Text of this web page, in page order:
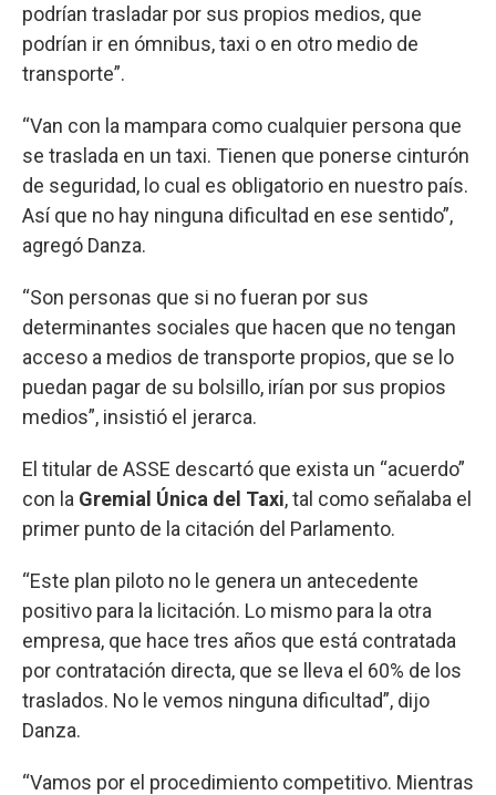
podrían trasladar por sus propios medios, que
podrían ir en ómnibus, taxi o en otro medio de
transporte”.
“Van con la mampara como cualquier persona que
se traslada en un taxi. Tienen que ponerse cinturón
de seguridad, lo cual es obligatorio en nuestro país.
Así que no hay ninguna dificultad en ese sentido”,
agregó Danza.
“Son personas que si no fueran por sus
determinantes sociales que hacen que no tengan
acceso a medios de transporte propios, que se lo
puedan pagar de su bolsillo, irían por sus propios
medios”, insistió el jerarca.
El titular de ASSE descartó que exista un “acuerdo”
con la Gremial Única del Taxi, tal como señalaba el
primer punto de la citación del Parlamento.
“Este plan piloto no le genera un antecedente
positivo para la licitación. Lo mismo para la otra
empresa, que hace tres años que está contratada
por contratación directa, que se lleva el 60% de los
traslados. No le vemos ninguna dificultad”, dijo
Danza.
“Vamos por el procedimiento competitivo. Mientras